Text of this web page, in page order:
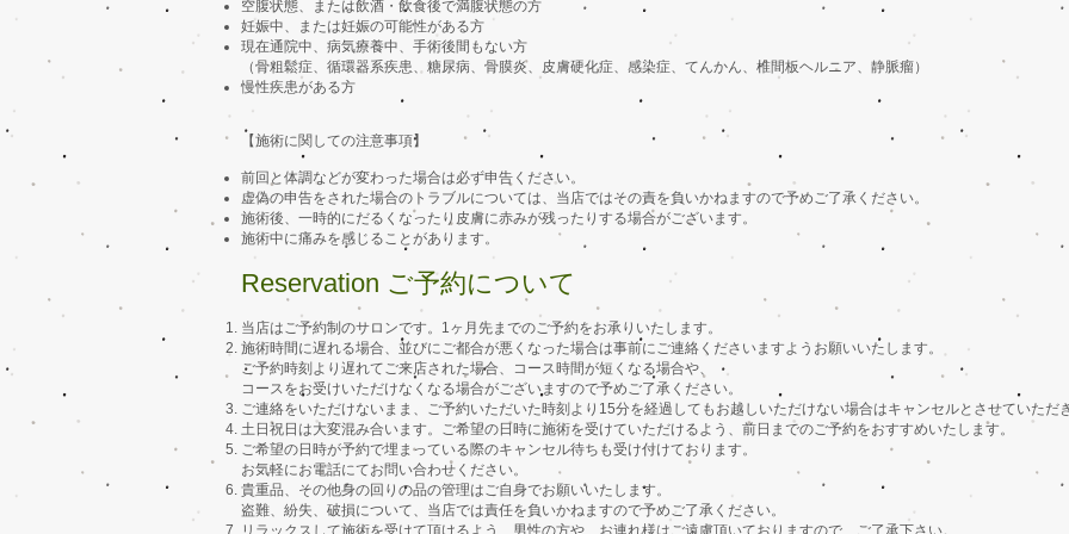
空腹状態、または飲酒・飲食後で満腹状態の方
妊娠中、または妊娠の可能性がある方
現在通院中、病気療養中、手術後間もない方
（骨粗鬆症、循環器系疾患、糖尿病、骨膜炎、皮膚硬化症、感染症、てんかん、椎間板ヘルニア、静脈瘤）
慢性疾患がある方
【施術に関しての注意事項】
前回と体調などが変わった場合は必ず申告ください。
虚偽の申告をされた場合のトラブルについては、当店ではその責を負いかねますので予めご了承ください。
施術後、一時的にだるくなったり皮膚に赤みが残ったりする場合がございます。
施術中に痛みを感じることがあります。​
Reservation ご予約について
当店はご予約制のサロンです。1ヶ月先までのご予約をお承りいたします。
施術時間に遅れる場合、並びにご都合が悪くなった場合は事前にご連絡くださいますようお願いいたします。
ご予約時刻より遅れてご来店された場合、コース時間が短くなる場合や、
コースをお受けいただけなくなる場合がございますので予めご了承ください。
ご連絡をいただけないまま、ご予約いただいた時刻より15分を経過してもお越しいただけない場合はキャンセルとさせていただ
土日祝日は大変混み合います。ご希望の日時に施術を受けていただけるよう、前日までのご予約をおすすめいたします。
ご希望の日時が予約で埋まっている際のキャンセル待ちも受け付けております。
お気軽にお電話にてお問い合わせください。
貴重品、その他身の回りの品の管理はご自身でお願いいたします。
盗難、紛失、破損について、当店では責任を負いかねますので予めご了承ください。
リラックスして施術を受けて頂けるよう、男性の方や、お連れ様はご遠慮頂いておりますので、ご了承下さい。